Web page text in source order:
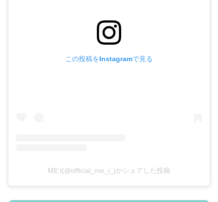
この投稿をInstagramで見る
ME:I(@official_me_i_)がシェアした投稿